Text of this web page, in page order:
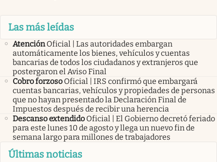
Las más leídas
Atención Oficial | Las autoridades embargan
automáticamente los bienes, vehículos y cuentas
bancarias de todos los ciudadanos y extranjeros que
postergaron el Aviso Final
Cobro forzoso Oficial | IRS confirmó que embargará
cuentas bancarias, vehículos y propiedades de personas
que no hayan presentado la Declaración Final de
Impuestos después de recibir una herencia
Descanso extendido Oficial | El Gobierno decretó feriado
para este lunes 10 de agosto y llega un nuevo fin de
semana largo para millones de trabajadores
Últimas noticias